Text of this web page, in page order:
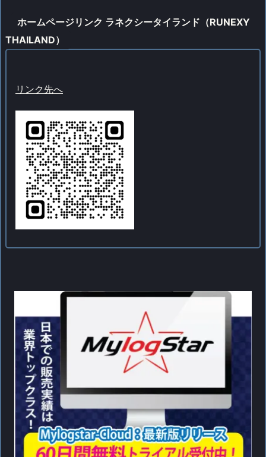
ホームページリンク ラネクシータイランド（RUNEXY
THAILAND）
リンク先へ